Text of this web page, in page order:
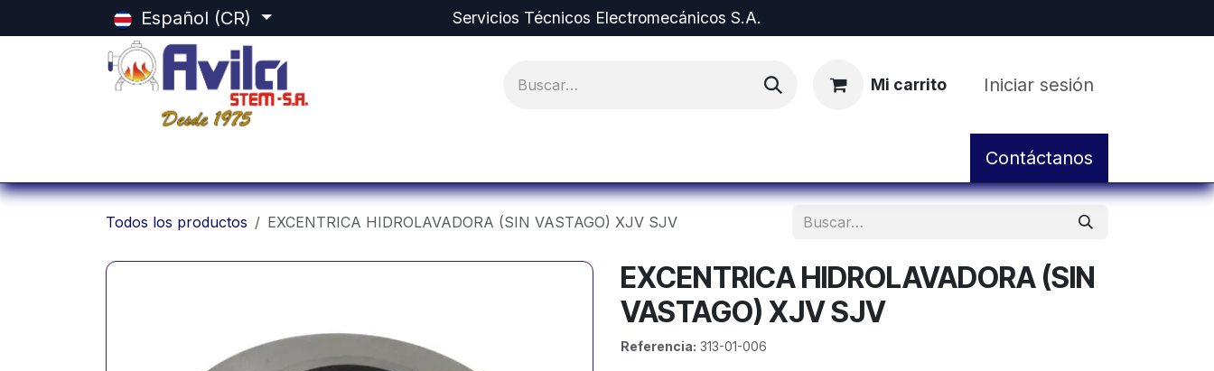
Español (CR) Servicios Técnicos Electromecánicos S.A.
Mi carrito Iniciar sesión
Servicio de Taller y Mantenimiento
Contáctanos
Todos los productos EXCENTRICA HIDROLAVADORA (SIN VASTAGO) XJV SJV
EXCENTRICA HIDROLAVADORA (SIN
VASTAGO) XJV SJV
Referencia: 313-01-006